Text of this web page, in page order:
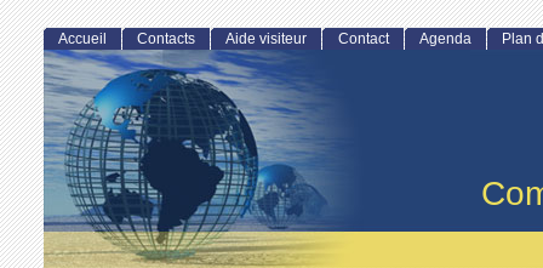
Accueil Contacts Aide visiteur Contact Agenda Plan